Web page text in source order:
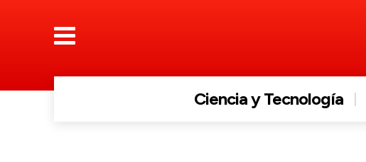
Ciencia y Tecnología